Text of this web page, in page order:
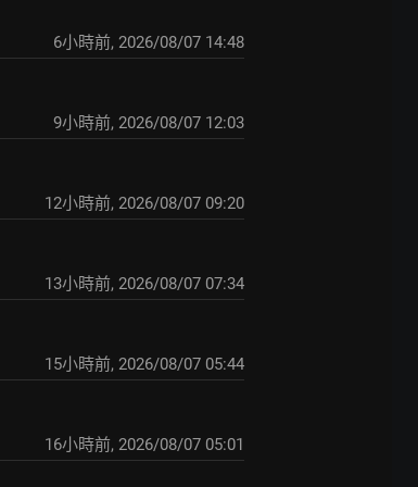
6小時前, 2026/08/07 14:48
9小時前, 2026/08/07 12:03
12小時前, 2026/08/07 09:20
13小時前, 2026/08/07 07:34
15小時前, 2026/08/07 05:44
16小時前, 2026/08/07 05:01